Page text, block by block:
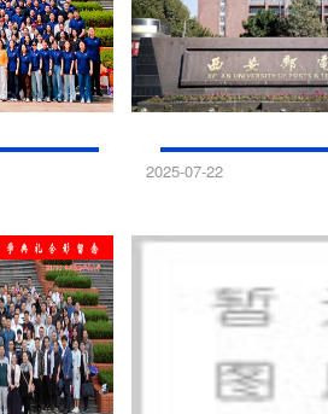
年陕西工商管理硕士（陕MBA）招生
西安邮电大学
2025-07-22